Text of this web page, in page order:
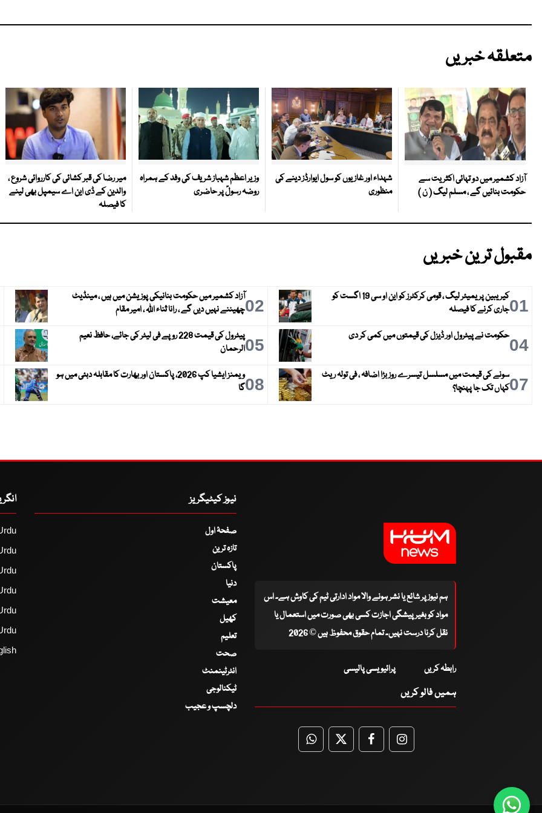
متعلقہ خبریں
آزاد کشمیر میں دو تہائی اکثریت سے
حکومت بنائیں گے ، مسلم لیگ ( ن )
شہداء اور غازیوں کو سول ایوارڈز دینے کی
منظوری
وزیر اعظم شہباز شریف کی وفد کے ہمراہ
روضہ رسولؐ پر حاضری
میر رضا کی قبر کشائی کی کارروائی شروع ،
والدین کے ڈی این اے سیمپل بھی لینے
کا فیصلہ
مقبول ترین خبریں
01
کیریبین پریمیئر لیگ ، قومی کرکٹرز کو این او سی 19 اگست کو
جاری کرنے کا فیصلہ
02آزاد کشمیر میں حکومت بنانیکی پوزیشن میں ہیں ، مینڈیٹ
چھیننے نہیں دیں گے ، رانا ثناء اللہ ، امیر مقام
04حکومت نے پیٹرول اور ڈیزل کی قیمتوں میں کمی کر دی 05
پیٹرول کی قیمت 228 روپے فی لیٹر کی جائے، حافظ نعیم
الرحمان
07سونے کی قیمت میں مسلسل تیسرے روز بڑا اضافہ ، فی تولہ ریٹ
کہاں تک جا پہنچا؟
08
ویمنز ایشیا کپ 2026، پاکستان اور بھارت کا مقابلہ دبئی میں ہو
گا
ہم نیوز پر شائع یا نشر ہونے والا مواد ادارتی ٹیم کی کاوش ہے۔ اس
مواد کو بغیر پیشگی اجازت کسی بھی صورت میں استعمال یا
نقل کرنا درست نہیں۔ تمام حقوق محفوظ ہیں © 2026
رابطہ کریں پرائیویسی پالیسی
ہمیں فالو کریں
WhatsApp
TwitterFacebookFacebook
نیوز کیٹیگریز
صفحۂ اول
تازہ ترین
پاکستان
دنیا
معیشت
کھیل
تعلیم
صحت
انٹرٹینمنٹ
ٹیکنالوجی
دلچسپ و عجیب